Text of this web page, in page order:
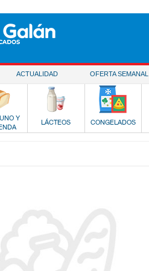
ACTUALIDAD OFERTA SEMANAL
Y
LÁCTEOS CONGELADOS